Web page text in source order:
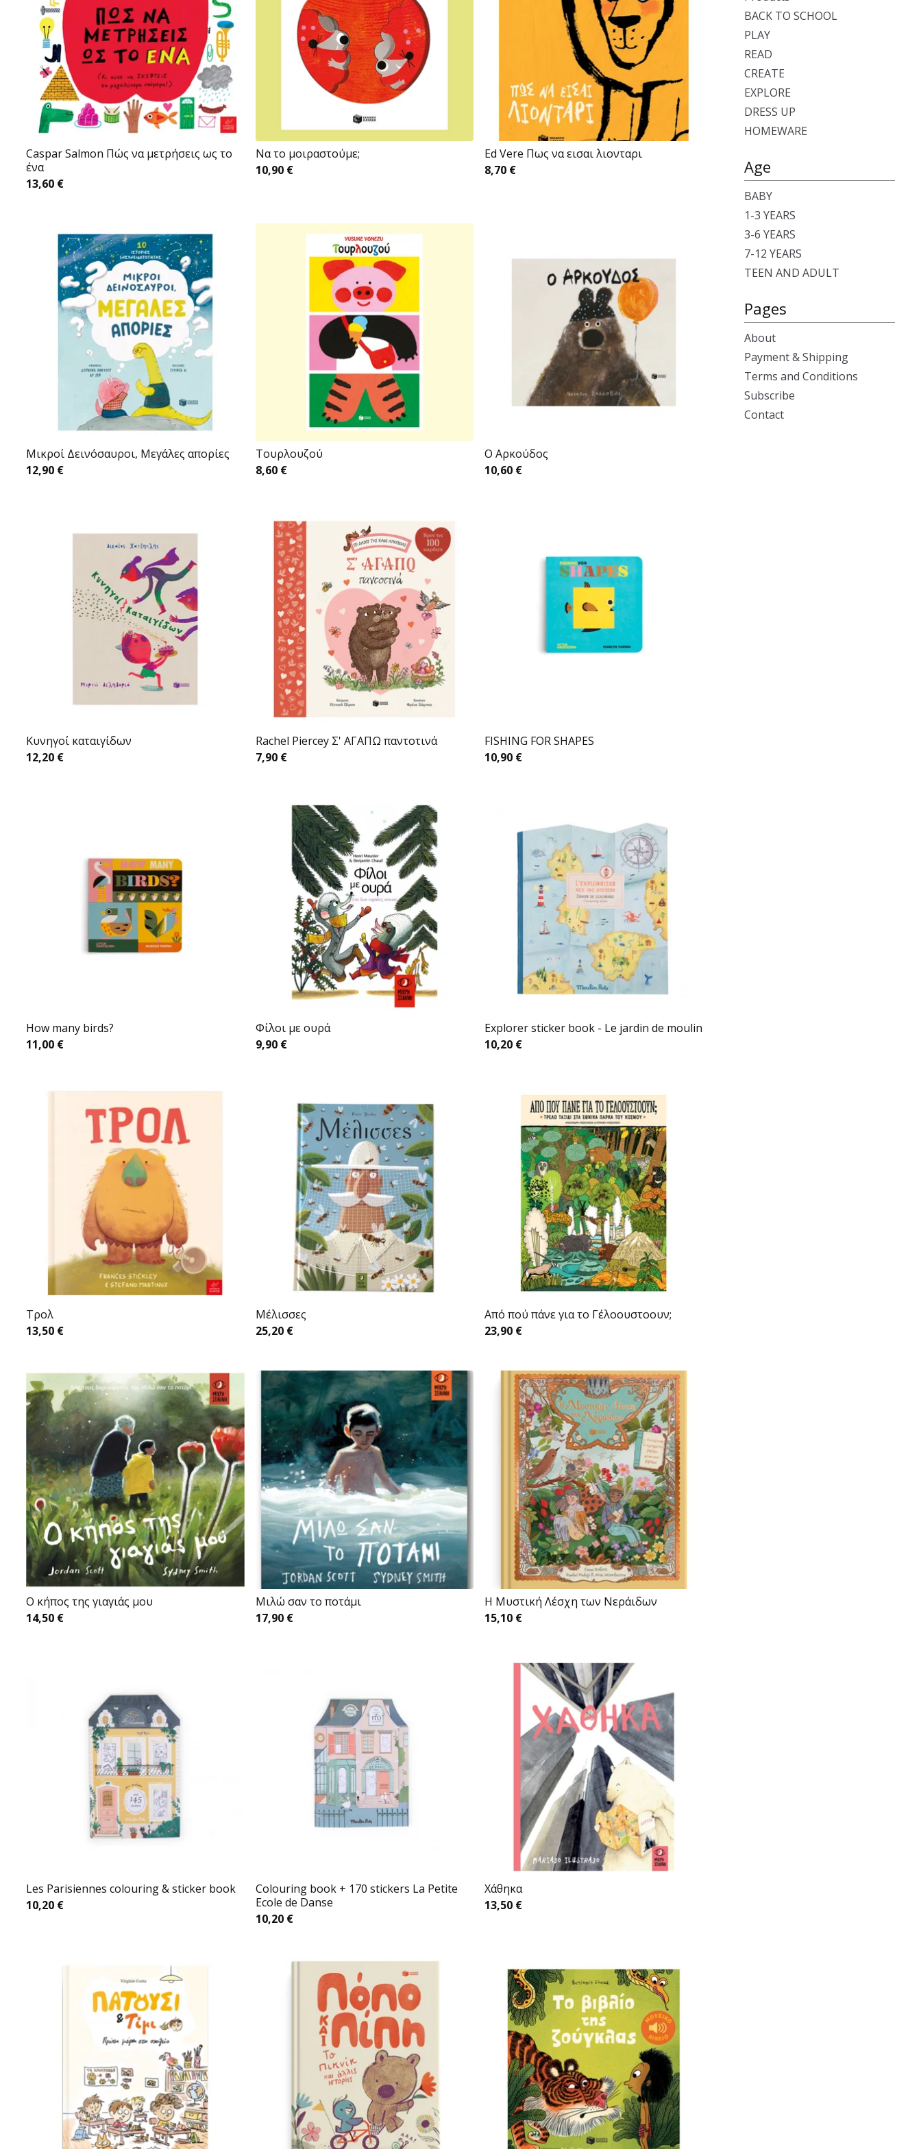
Caspar Salmon Πώς να μετρήσεις ως το
ένα
13,60 €
Nα το μοιραστούμε;
10,90 €
Ed Vere Πως να εισαι λιονταρι
8,70 €
Mικροί Δεινόσαυροι, Μεγάλες απορίες
12,90 €
Toυρλουζού
8,60 €
Ο Αρκούδος
10,60 €
Κυνηγοί καταιγίδων
12,20 €
Rachel Piercey Σ' ΑΓΑΠΩ παντοτινά
7,90 €
FISHING FOR SHAPES
10,90 €
How many birds?
11,00 €
Φίλοι με ουρά
9,90 €
Explorer sticker book - Le jardin de moulin
10,20 €
Tρολ
13,50 €
Mέλισσες
25,20 €
Aπό πού πάνε για το Γέλοουστοουν;
23,90 €
O κήπος της γιαγιάς μου
14,50 €
Mιλώ σαν το ποτάμι
17,90 €
H Μυστική Λέσχη των Νεράιδων
15,10 €
Les Parisiennes colouring & sticker book
10,20 €
Colouring book + 170 stickers La Petite
Ecole de Danse
10,20 €
Xάθηκα
13,50 €
BACK TO SCHOOL
PLAY
READ
CREATE
EXPLORE
DRESS UP
HOMEWARE
Age
BABY
1-3 YEARS
3-6 YEARS
7-12 YEARS
TEEN AND ADULT
Pages
About
Payment & Shipping
Terms and Conditions
Subscribe
Contact